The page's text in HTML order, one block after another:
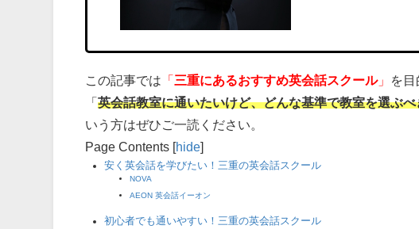
この記事では 「 三重にあるおすすめ英会話スクール」
を目
「英会話教室に通いたいけど、どんな基準で教室を選ぶ
いう方はぜひご一読ください。
Page Contents [hide]
安く英会話を学びたい！三重の英会話スクール
NOVA
AEON 英会話イーオン
初心者でも通いやすい！三重の英会話スクール